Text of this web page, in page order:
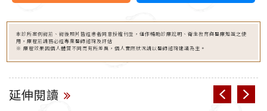
本診所案例術前、術後照片皆經患者同意授權刊登，僅作輔助診療說明、衛生教育與醫療知識之使
用，療程前請務必經專業醫師諮詢及評估
※ 療程效果因個人體質不同而有所差異，個人實際狀況請以醫師諮詢建議為主。
延伸閱讀